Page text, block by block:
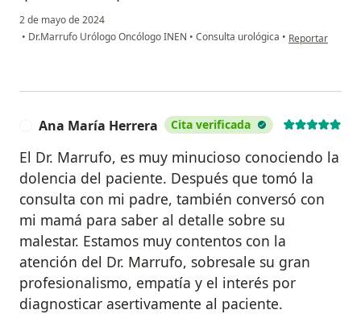
2 de mayo de 2024
• Dr.Marrufo Urólogo Oncólogo INEN • Consulta urológica • en opinión del
Reportar
Ana María Herrera Cita verificada
El Dr. Marrufo, es muy minucioso conociendo la
dolencia del paciente. Después que tomó la
consulta con mi padre, también conversó con
mi mamá para saber al detalle sobre su
malestar. Estamos muy contentos con la
atención del Dr. Marrufo, sobresale su gran
profesionalismo, empatía y el interés por
diagnosticar asertivamente al paciente.